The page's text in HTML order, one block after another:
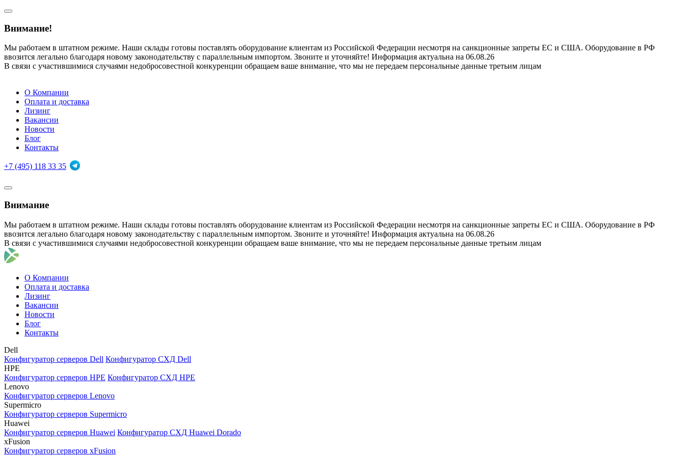
Внимание!
Мы работаем в штатном режиме. Наши склады готовы поставлять оборудование клиентам из Российской Федерации несмотря на санкционные запреты ЕС и США. Оборудование в РФ
ввозится легально благодаря новому законодательству с параллельным импортом. Звоните и уточняйте! Информация актуальна на 06.08.26
В связи с участившимися случаями недобросовестной конкуренции обращаем ваше внимание, что мы не передаем персональные данные третьим лицам
О Компании
Оплата и доставка
Лизинг
Вакансии
Новости
Блог
Контакты
+7 (495) 118 33 35
Внимание
Мы работаем в штатном режиме. Наши склады готовы поставлять оборудование клиентам из Российской Федерации несмотря на санкционные запреты ЕС и США. Оборудование в РФ
ввозится легально благодаря новому законодательству с параллельным импортом. Звоните и уточняйте! Информация актуальна на 06.08.26
В связи с участившимися случаями недобросовестной конкуренции обращаем ваше внимание, что мы не передаем персональные данные третьим лицам
О Компании
Оплата и доставка
Лизинг
Вакансии
Новости
Блог
Контакты
Dell
Конфигуратор серверов Dell Конфигуратор СХД Dell
HPE
Конфигуратор серверов HPE Конфигуратор СХД HPE
Lenovo
Конфигуратор серверов Lenovo
Supermicro
Конфигуратор серверов Supermicro
Huawei
Конфигуратор серверов Huawei Конфигуратор СХД Huawei Dorado
xFusion
Конфигуратор серверов xFusion